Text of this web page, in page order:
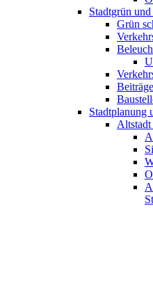
Stadtgrün
Grün
Beiträge
Stadtplanung